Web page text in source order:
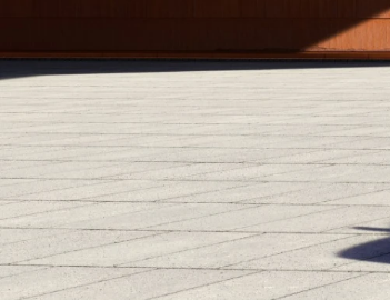
ΑΝΑΖΗΤΗΣΗ
Μεταχειρισμένα